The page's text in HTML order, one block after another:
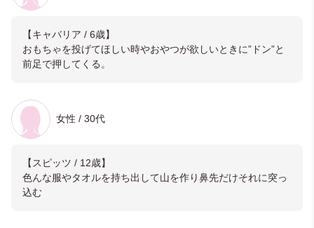
【キャバリア / 6歳】
おもちゃを投げてほしい時やおやつが欲しいときに”ドン”と
前足で押してくる。
女性 / 30代
【スピッツ / 12歳】
色んな服やタオルを持ち出して山を作り鼻先だけそれに突っ
込む